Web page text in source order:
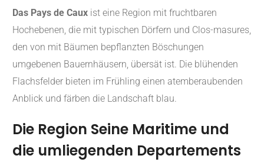
Das Pays de Caux ist eine Region mit fruchtbaren
Hochebenen, die mit typischen Dörfern und Clos-masures,
den von mit Bäumen bepflanzten Böschungen
umgebenen Bauernhäusern, übersät ist. Die blühenden
Flachsfelder bieten im Frühling einen atemberaubenden
Anblick und färben die Landschaft blau.
Die Region Seine Maritime und
die umliegenden Departements